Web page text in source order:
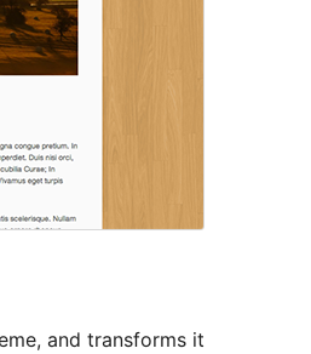
and transforms it